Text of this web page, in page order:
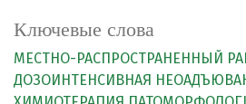
Ключевые слова
МЕСТНО-РАСПРОСТРАНЕННЫЙ
ДОЗОИНТЕНСИВНАЯ